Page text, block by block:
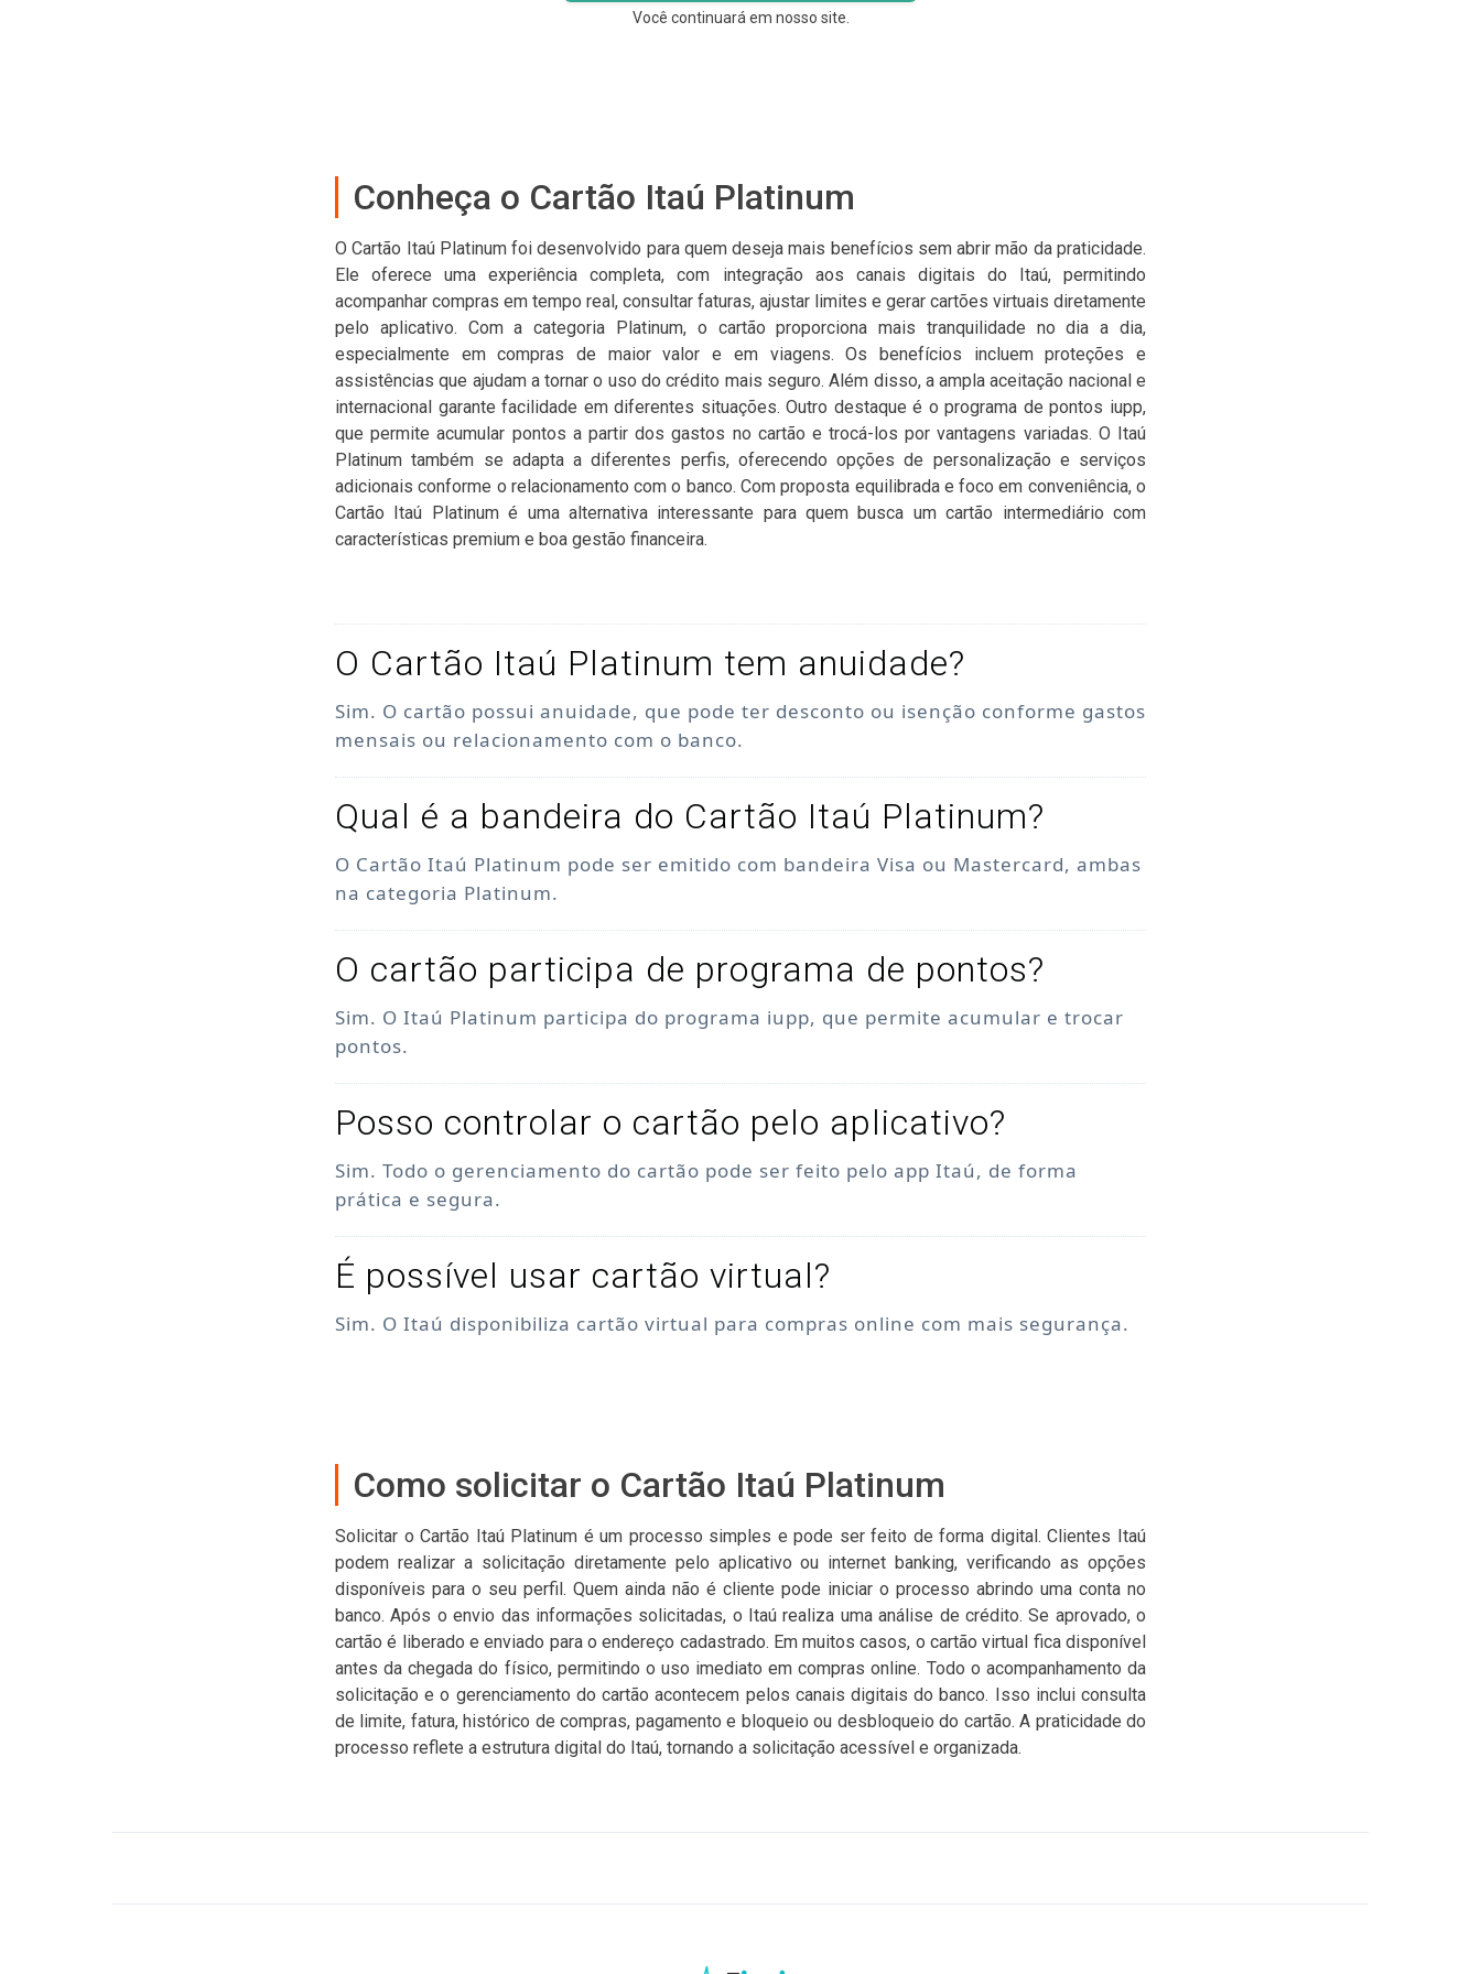
Você continuará em nosso site.
Conheça o Cartão Itaú Platinum
O Cartão Itaú Platinum foi desenvolvido para quem deseja mais benefícios sem abrir mão da praticidade.
Ele oferece uma experiência completa, com integração aos canais digitais do Itaú, permitindo
acompanhar compras em tempo real, consultar faturas, ajustar limites e gerar cartões virtuais diretamente
pelo aplicativo. Com a categoria Platinum, o cartão proporciona mais tranquilidade no dia a dia,
especialmente em compras de maior valor e em viagens. Os benefícios incluem proteções e
assistências que ajudam a tornar o uso do crédito mais seguro. Além disso, a ampla aceitação nacional e
internacional garante facilidade em diferentes situações. Outro destaque é o programa de pontos iupp,
que permite acumular pontos a partir dos gastos no cartão e trocá-los por vantagens variadas. O Itaú
Platinum também se adapta a diferentes perfis, oferecendo opções de personalização e serviços
adicionais conforme o relacionamento com o banco. Com proposta equilibrada e foco em conveniência, o
Cartão Itaú Platinum é uma alternativa interessante para quem busca um cartão intermediário com
características premium e boa gestão financeira.
O Cartão Itaú Platinum tem anuidade?
Sim. O cartão possui anuidade, que pode ter desconto ou isenção conforme gastos
mensais ou relacionamento com o banco.
Qual é a bandeira do Cartão Itaú Platinum?
O Cartão Itaú Platinum pode ser emitido com bandeira Visa ou Mastercard, ambas
na categoria Platinum.
O cartão participa de programa de pontos?
Sim. O Itaú Platinum participa do programa iupp, que permite acumular e trocar
pontos.
Posso controlar o cartão pelo aplicativo?
Sim. Todo o gerenciamento do cartão pode ser feito pelo app Itaú, de forma
prática e segura.
É possível usar cartão virtual?
Sim. O Itaú disponibiliza cartão virtual para compras online com mais segurança.
Como solicitar o Cartão Itaú Platinum
Solicitar o Cartão Itaú Platinum é um processo simples e pode ser feito de forma digital. Clientes Itaú
podem realizar a solicitação diretamente pelo aplicativo ou internet banking, verificando as opções
disponíveis para o seu perfil. Quem ainda não é cliente pode iniciar o processo abrindo uma conta no
banco. Após o envio das informações solicitadas, o Itaú realiza uma análise de crédito. Se aprovado, o
cartão é liberado e enviado para o endereço cadastrado. Em muitos casos, o cartão virtual fica disponível
antes da chegada do físico, permitindo o uso imediato em compras online. Todo o acompanhamento da
solicitação e o gerenciamento do cartão acontecem pelos canais digitais do banco. Isso inclui consulta
de limite, fatura, histórico de compras, pagamento e bloqueio ou desbloqueio do cartão. A praticidade do
processo reflete a estrutura digital do Itaú, tornando a solicitação acessível e organizada.